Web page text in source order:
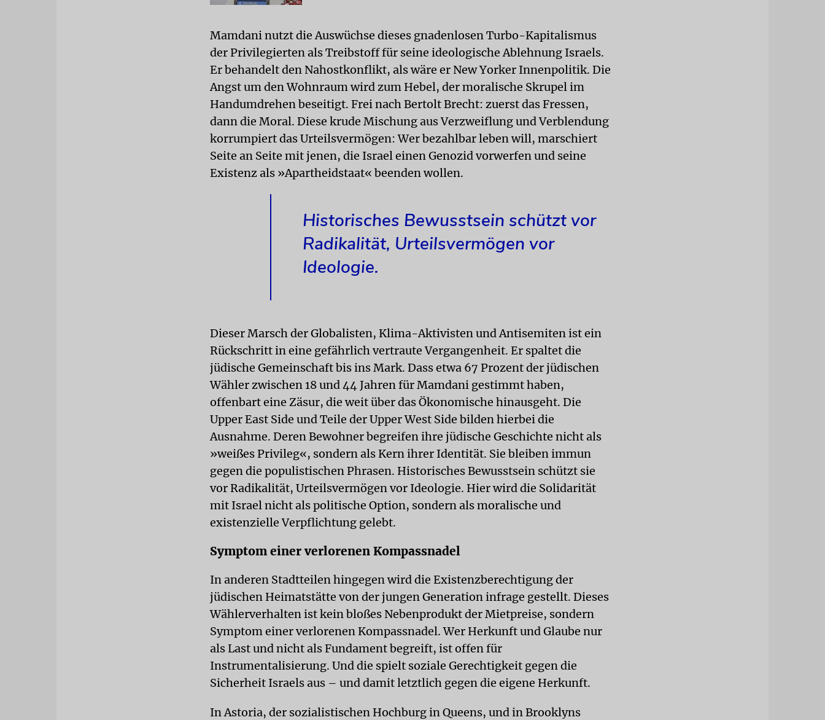
Mamdani nutzt die Auswüchse dieses gnadenlosen Turbo-Kapitalismus
der Privilegierten als Treibstoff für seine ideologische Ablehnung Israels.
Er behandelt den Nahostkonflikt, als wäre er New Yorker Innenpolitik. Die
Angst um den Wohnraum wird zum Hebel, der moralische Skrupel im
Handumdrehen beseitigt. Frei nach Bertolt Brecht: zuerst das Fressen,
dann die Moral. Diese krude Mischung aus Verzweiflung und Verblendung
korrumpiert das Urteilsvermögen: Wer bezahlbar leben will, marschiert
Seite an Seite mit jenen, die Israel einen Genozid vorwerfen und seine
Existenz als »Apartheidstaat« beenden wollen.
Historisches Bewusstsein schützt vor
Radikalität, Urteilsvermögen vor
Ideologie.
Dieser Marsch der Globalisten, Klima-Aktivisten und Antisemiten ist ein
Rückschritt in eine gefährlich vertraute Vergangenheit. Er spaltet die
jüdische Gemeinschaft bis ins Mark. Dass etwa 67 Prozent der jüdischen
Wähler zwischen 18 und 44 Jahren für Mamdani gestimmt haben,
offenbart eine Zäsur, die weit über das Ökonomische hinausgeht. Die
Upper East Side und Teile der Upper West Side bilden hierbei die
Ausnahme. Deren Bewohner begreifen ihre jüdische Geschichte nicht als
»weißes Privileg«, sondern als Kern ihrer Identität. Sie bleiben immun
gegen die populistischen Phrasen. Historisches Bewusstsein schützt sie
vor Radikalität, Urteilsvermögen vor Ideologie. Hier wird die Solidarität
mit Israel nicht als politische Option, sondern als moralische und
existenzielle Verpflichtung gelebt.
Symptom einer verlorenen Kompassnadel
In anderen Stadtteilen hingegen wird die Existenzberechtigung der
jüdischen Heimatstätte von der jungen Generation infrage gestellt. Dieses
Wählerverhalten ist kein bloßes Nebenprodukt der Mietpreise, sondern
Symptom einer verlorenen Kompassnadel. Wer Herkunft und Glaube nur
als Last und nicht als Fundament begreift, ist offen für
Instrumentalisierung. Und die spielt soziale Gerechtigkeit gegen die
Sicherheit Israels aus – und damit letztlich gegen die eigene Herkunft.
In Astoria, der sozialistischen Hochburg in Queens, und in Brooklyns